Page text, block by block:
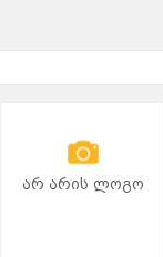
არ არის ლოგო